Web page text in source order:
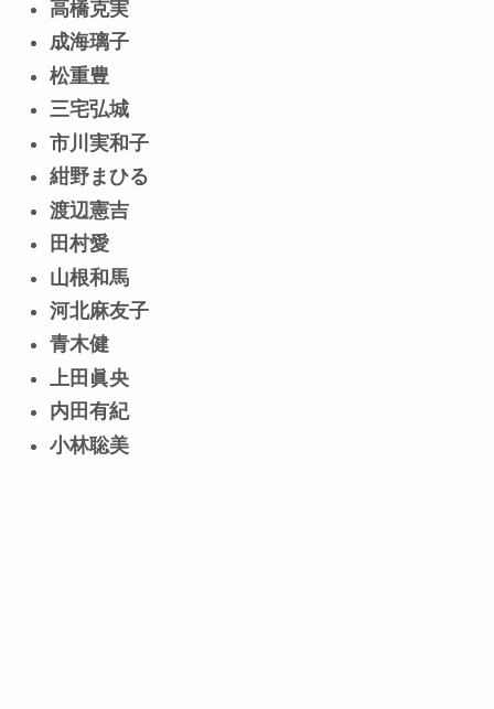
高橋克実
成海璃子
松重豊
三宅弘城
市川実和子
紺野まひる
渡辺憲吉
田村愛
山根和馬
河北麻友子
青木健
上田眞央
内田有紀
小林聡美